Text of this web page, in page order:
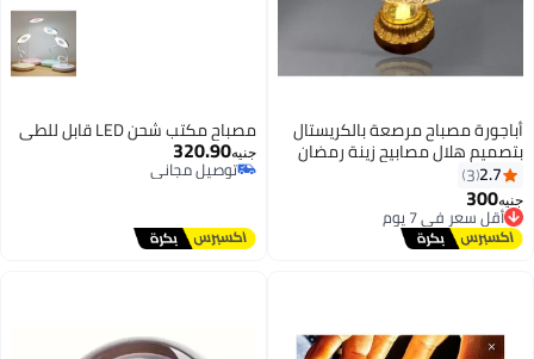
أباجورة مصباح مرصعة بالكريستال
بتصميم هلال مصابيح زينة رمضان
للعيد قمر ، مصابيح رمضان حجم
صغير (حامل قمر)
2.7
3
جنيه300
أقل سعر في 7 يوم
توصيل مجاني
أقل سعر في 7 يوم
مصباح مكتب شحن LED قابل للطي
جنيه320.90
توصيل مجاني
توصيل مجاني